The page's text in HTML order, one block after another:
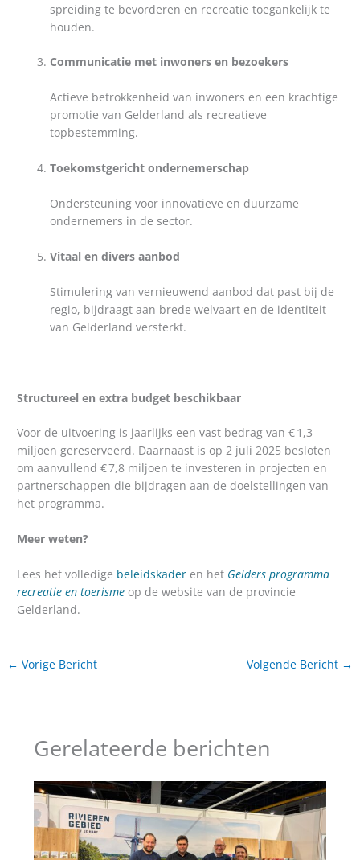
spreiding te bevorderen en recreatie toegankelijk te
houden.
Communicatie met inwoners en bezoekers
Actieve betrokkenheid van inwoners en een krachtige
promotie van Gelderland als recreatieve
topbestemming.
Toekomstgericht ondernemerschap
Ondersteuning voor innovatieve en duurzame
ondernemers in de sector.
Vitaal en divers aanbod
Stimulering van vernieuwend aanbod dat past bij de
regio, bijdraagt aan brede welvaart en de identiteit
van Gelderland versterkt.
Structureel en extra budget beschikbaar
Voor de uitvoering is jaarlijks een vast bedrag van € 1,3
miljoen gereserveerd. Daarnaast is op 2 juli 2025 besloten
om aanvullend € 7,8 miljoen te investeren in projecten en
partnerschappen die bijdragen aan de doelstellingen van
het programma.
Meer weten?
Lees het volledige beleidskader en het Gelders programma
recreatie en toerisme op de website van de provincie
Gelderland.
← Vorige Bericht Volgende Bericht →
Gerelateerde berichten